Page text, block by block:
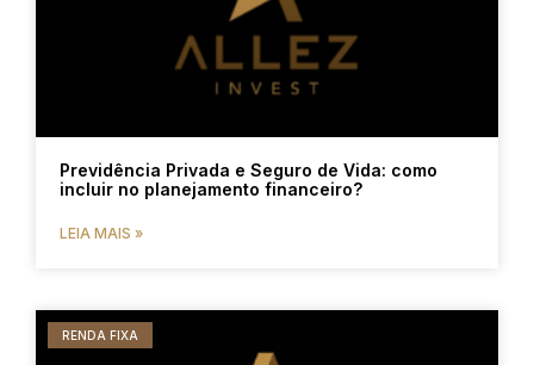
Previdência Privada e Seguro de Vida: como
incluir no planejamento financeiro?
LEIA MAIS »
RENDA FIXA